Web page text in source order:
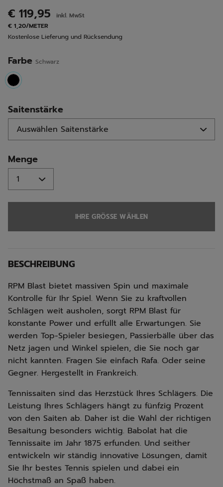
Link
derselben
Seite.
€ 119,95
inkl. MwSt
€ 1,20/METER
Kostenlose Lieferung und Rücksendung
Farbe Schwarz
selected
Saitenstärke
Menge
IHRE GRÖSSE WÄHLEN
BESCHREIBUNG
RPM Blast bietet massiven Spin und maximale
Kontrolle für Ihr Spiel. Wenn Sie zu kraftvollen
Schlägen weit ausholen, sorgt RPM Blast für
konstante Power und erfüllt alle Erwartungen. Sie
werden Top-Spieler besiegen, Passierbälle über das
Netz jagen und Winkel spielen, die Sie noch gar
nicht kannten. Fragen Sie einfach Rafa. Oder seine
Gegner. Hergestellt in Frankreich.
Tennissaiten sind das Herzstück Ihres Schlägers. Die
Leistung Ihres Schlägers hängt zu fünfzig Prozent
von den Saiten ab. Daher ist die Wahl der richtigen
Besaitung besonders wichtig. Babolat hat die
Tennissaite im Jahr 1875 erfunden. Und seither
entwickeln wir ständig innovative Lösungen, damit
Sie Ihr bestes Tennis spielen und dabei ein
Höchstmaß an Spaß haben.